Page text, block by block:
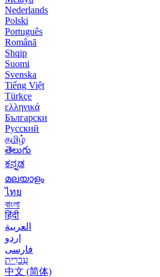
Nederlands
Polski
Português
Română
Shqip
Suomi
Svenska
Tiếng Việt
Türkçe
ελληνικά
Български
Русский
தமிழ்
తెలుగు
ಕನ್ನಡ
മലയാളം
ไทย
বাংলা
हिंदी
العربية
اردو
فارسی
עִברִית
中文 (简体)